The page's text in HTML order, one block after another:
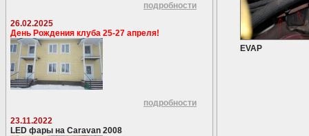
подробности
26.02.2025
День Рождения клуба 25-27 апреля!
подробности
23.11.2022
LED фары на Caravan 2008
EVAP